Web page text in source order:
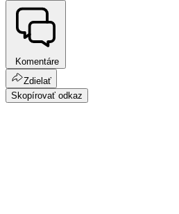
Komentáre
Zdielať
Skopírovať odkaz